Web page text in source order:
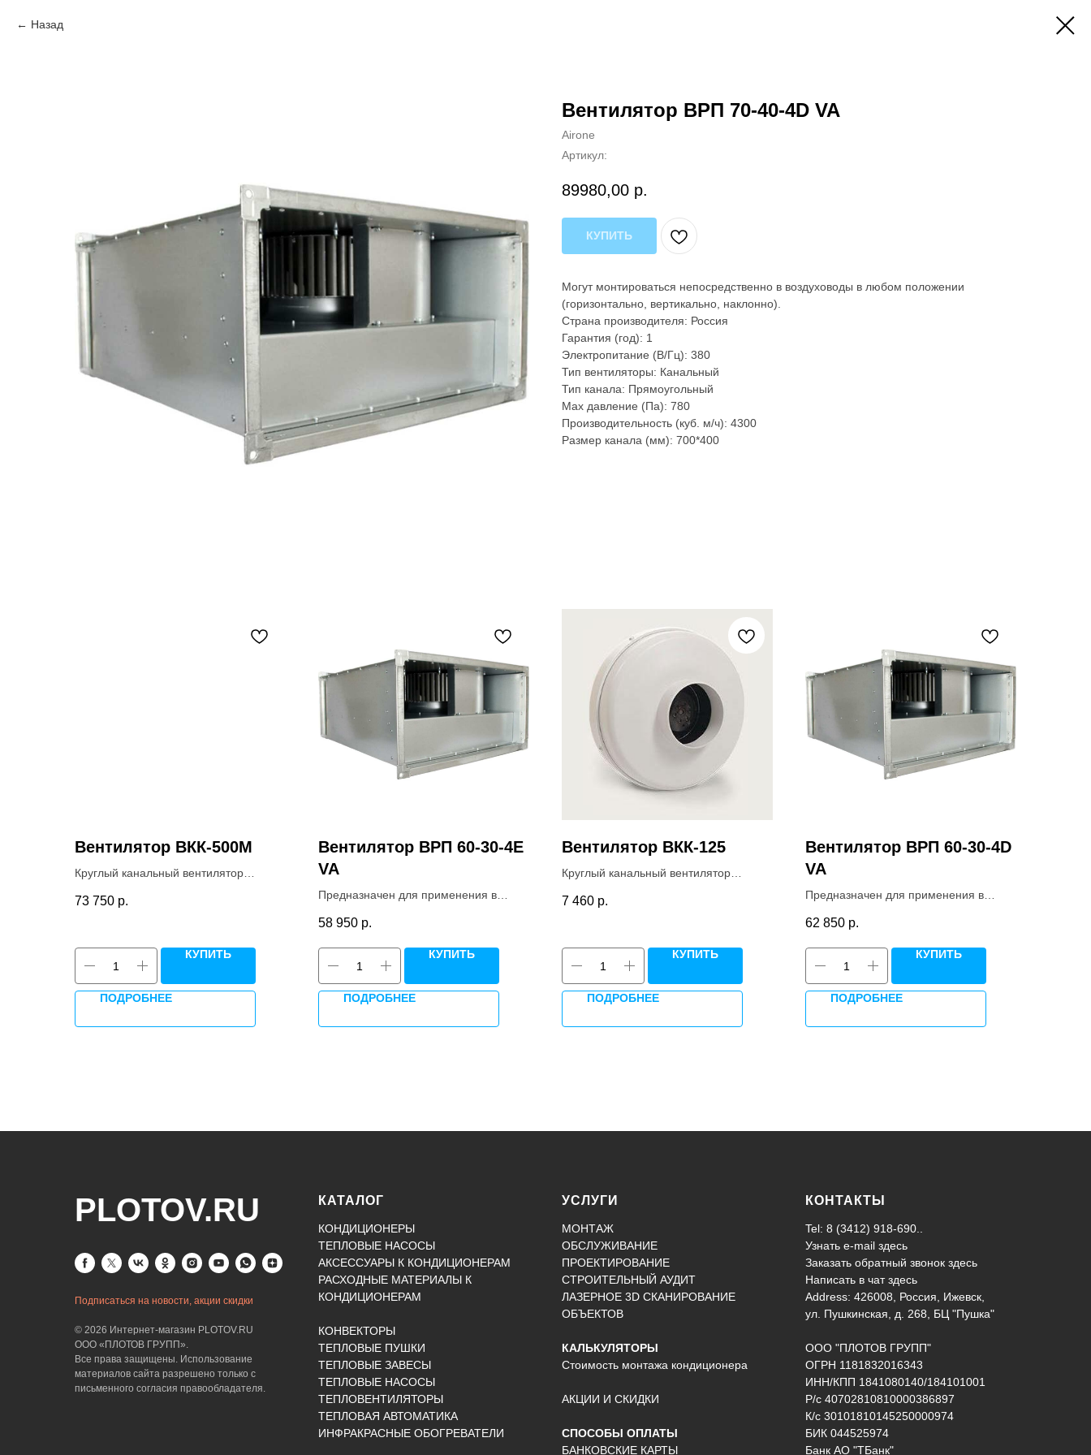
Назад
Вентилятор ВРП 70-40-4D VA
Airone
Артикул:
89980,00 р.
КУПИТЬ
Могут монтироваться непосредственно в воздуховоды в любом положении
(горизонтально, вертикально, наклонно).
Страна производителя: Россия
Гарантия (год): 1
Электропитание (В/Гц): 380
Тип вентиляторы: Канальный
Тип канала: Прямоугольный
Max давление (Па): 780
Производительность (куб. м/ч): 4300
Размер канала (мм): 700*400
Вентилятор ВКК-500M
Круглый канальный вентилятор
экономией до 40% по сравнению с
трехфазным (380В)
электродвигателем.
73 750 р.
КУПИТЬ
ПОДРОБНЕЕ
Вентилятор ВРП 60-30-4E
VA
Предназначен для применения в
отопления и системах приточной и
противодымной вентиляции.
58 950 р.
КУПИТЬ
ПОДРОБНЕЕ
Вентилятор ВКК-125
Круглый канальный вентилятор
корпусе с центробежным мотор-
7 460 р.
КУПИТЬ
ПОДРОБНЕЕ
Вентилятор ВРП 60-30-4D
VA
Предназначен для применения в
отопления и системах приточной и
противодымной вентиляции.
62 850 р.
КУПИТЬ
ПОДРОБНЕЕ
PLOTOV.RU
Подписаться на новости, акции скидки
© 2026 Интернет-магазин PLOTOV.RU
ООО «ПЛОТОВ ГРУПП».
Все права защищены. Использование
материалов сайта разрешено только с
письменного согласия правообладателя.
КАТАЛОГ
КОНДИЦИОНЕРЫ
ТЕПЛОВЫЕ НАСОСЫ
АКСЕССУАРЫ К КОНДИЦИОНЕРАМ
РАСХОДНЫЕ МАТЕРИАЛЫ К
КОНДИЦИОНЕРАМ
КОНВЕКТОРЫ
ТЕПЛОВЫЕ ПУШКИ
ТЕПЛОВЫЕ ЗАВЕСЫ
ТЕПЛОВЫЕ НАСОСЫ
ТЕПЛОВЕНТИЛЯТОРЫ
ТЕПЛОВАЯ АВТОМАТИКА
ИНФРАКРАСНЫЕ ОБОГРЕВАТЕЛИ
УСЛУГИ
МОНТАЖ
ОБСЛУЖИВАНИЕ
ПРОЕКТИРОВАНИЕ
СТРОИТЕЛЬНЫЙ АУДИТ
ЛАЗЕРНОЕ 3D СКАНИРОВАНИЕ
ОБЪЕКТОВ
КАЛЬКУЛЯТОРЫ
Стоимость монтажа кондиционера
АКЦИИ И СКИДКИ
СПОСОБЫ ОПЛАТЫ
БАНКОВСКИЕ КАРТЫ
КОНТАКТЫ
Tel: 8 (3412) 918-690..
Узнать e-mail здесь
Заказать обратный звонок здесь
Написать в чатздесь
Address: 426008, Россия, Ижевск,
ул. Пушкинская, д. 268, БЦ "Пушка"
ООО "ПЛОТОВ ГРУПП"
ОГРН 1181832016343
ИНН/КПП 1841080140/184101001
Р/с 40702810810000386897
К/с 30101810145250000974
БИК 044525974
Банк АО "ТБанк"